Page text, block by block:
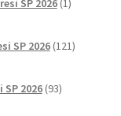
SP 2026 1izdelek
SP 2026 121izdelkov
2026 93izdelkov